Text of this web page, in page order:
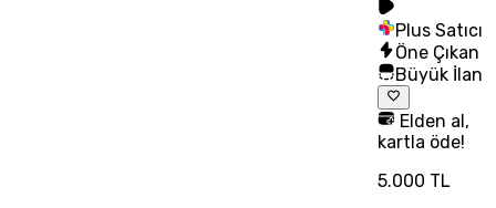
Plus Satıcı
Öne Çıkan
Büyük İlan
Elden al,
kartla öde!
5.000 TL